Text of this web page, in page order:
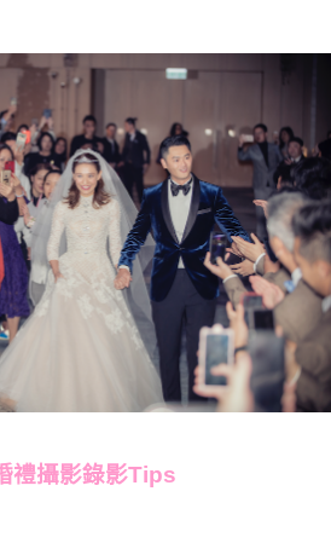
禮攝影錄影Tips